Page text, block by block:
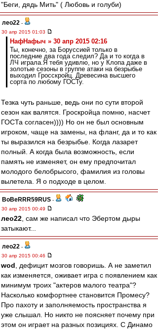
"Беги, дядь Мить" ( Любовь и голуби)
лео22 -
30 апр 2015 01:03
НафНафыч » 30 апр 2015 02:16
Ты, конечно, за Боруссией только в
последние два года следил? Да и то когда в
ЛЧ играла.Я тебя удивлю, но у Клопа даже в
золотые сезоны в группе атаки на безрыбье
выходил Гросскройц. Древесина высшего
сорта по любому ГОСТу.
Тезка чуть раньше, ведь они по сути второй
сезон как валятся. Гроскройца помню, насчет
ГОСТа согласен)))) Но он не был основным
игроком, чаще на замены, на фланг, да и то как
ты выразился на безрыбье. Когда лазарет
полный. А когда была возможность, если
память не изменяет, он ему предпочитал
молодого белобрысого, фамилия из головы
вылетела. Я о подходе в целом.
BoBeRRR59RUS -
30 апр 2015 00:49
лео22 , сам же написал что Эбертом дыры
затыкают...
лео22 -
30 апр 2015 00:46
wod , дефицит мозгов говоришь. А не заметил
как изменяется, оживает игра с появлением как
минимум троих "актеров малого театра"?
Насколько комфортнее становится Промесу?
Про пахоту и заполняемость пространства я
уже слышал. Но никто не поясняет почему при
этом он играет на разных позициях. С Динамо